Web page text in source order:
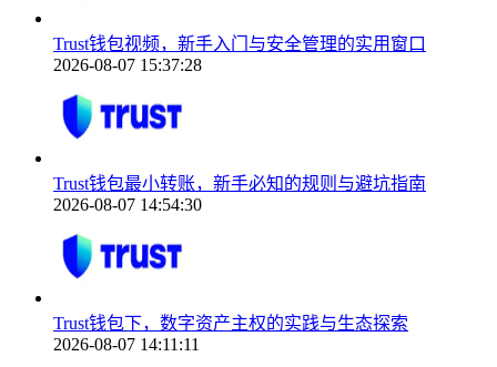
Trust钱包视频，新手入门与安全管理的实用窗口
2026-08-07 15:37:28
Trust钱包最小转账，新手必知的规则与避坑指南
2026-08-07 14:54:30
Trust钱包下，数字资产主权的实践与生态探索
2026-08-07 14:11:11